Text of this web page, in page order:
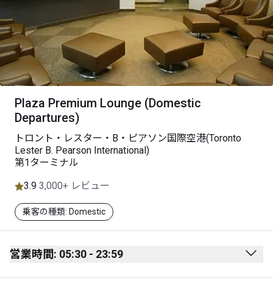
Plaza Premium Lounge (Domestic
Departures)
トロント・レスター・B・ピアソン国際空港(Toronto
Lester B. Pearson International)
第1ターミナル
3.9 3,000+ レビュー
乗客の種類: Domestic
営業時間: 05:30 - 23:59
Monday 05:30 - 23:59